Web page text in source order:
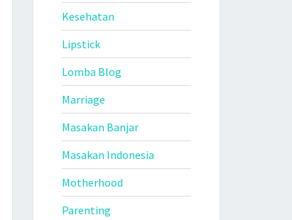
Kesehatan
Lipstick
Lomba Blog
Marriage
Masakan Banjar
Masakan Indonesia
Motherhood
Parenting